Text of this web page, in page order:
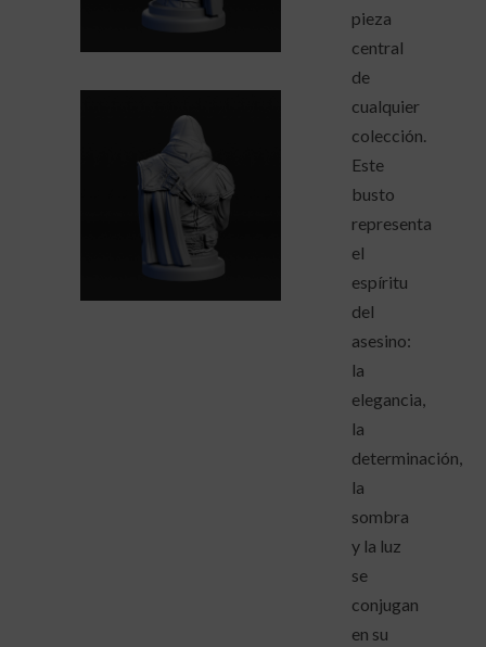
pieza
central
de
cualquier
colección.
Este
busto
representa
el
espíritu
del
asesino:
la
elegancia,
la
determinación,
la
sombra
y la luz
se
conjugan
en su